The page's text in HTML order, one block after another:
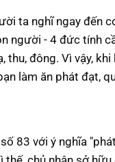
ta nghĩ ngay đến
- 4 đức tính
thu, đông. Vì vậy,
làm ăn phát đạt,
83 với ý nghĩa